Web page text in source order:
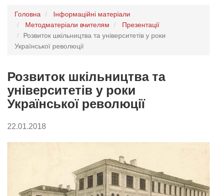
Головна
Інформаційні матеріали
Методматеріали вчителям
Презентації
Розвиток шкільництва та університетів у роки
Української революції
Розвиток шкільництва та
університетів у роки
Української революції
22.01.2018